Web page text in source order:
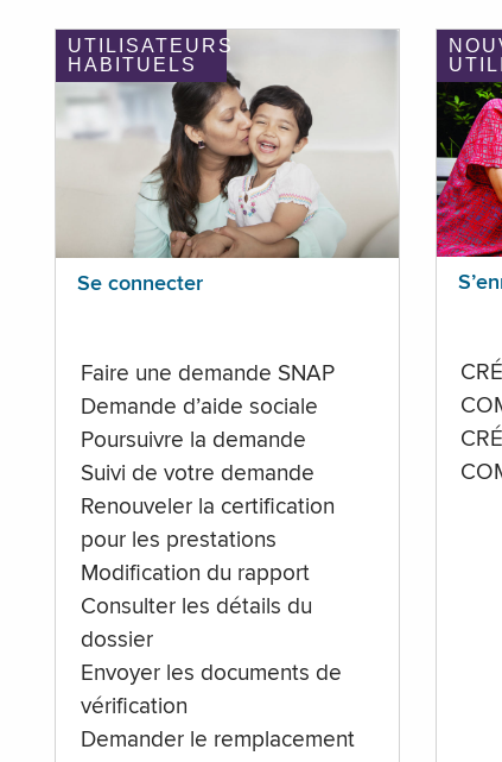
UTILISATEURS
HABITUELS
Se connecter
Faire une demande SNAP
Demande d’aide sociale
Poursuivre la demande
Suivi de votre demande
Renouveler la certification
pour les prestations
Modification du rapport
Consulter les détails du
dossier
Envoyer les documents de
vérification
Demander le remplacement